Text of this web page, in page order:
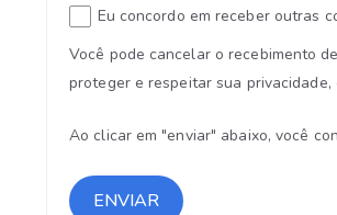
Eu concordo em receber outras
Você pode cancelar o recebimento
proteger e respeitar sua
Ao clicar em "enviar" abaixo, você